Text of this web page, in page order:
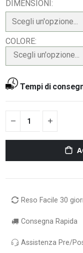
DIMENSIONI
COLORE
Scegli un'opzione...
Tempi di
Reso Facile 30
Consegna Rapida
Assistenza Pre/